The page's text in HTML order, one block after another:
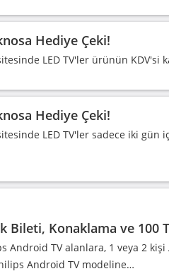
Hediye Çeki!
LED TV'ler ürünün KDV'si
Hediye Çeki!
LED TV'ler sadece iki
Bileti, Konaklama ve 100
Android TV alanlara, 1 veya 2
Android TV modeline…